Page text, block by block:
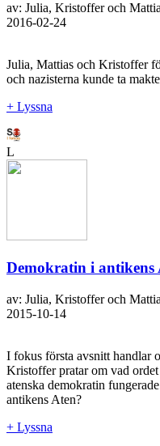
av: Julia, Kristoffer och
2016-02-24
Julia, Mattias och Kristoffer
och nazisterna kunde ta
+ Lyssna
L
Demokratin i antikens
av: Julia, Kristoffer och
2015-10-14
I fokus första avsnitt handlar
Kristoffer pratar om vad
atenska demokratin
antikens Aten?
+ Lyssna